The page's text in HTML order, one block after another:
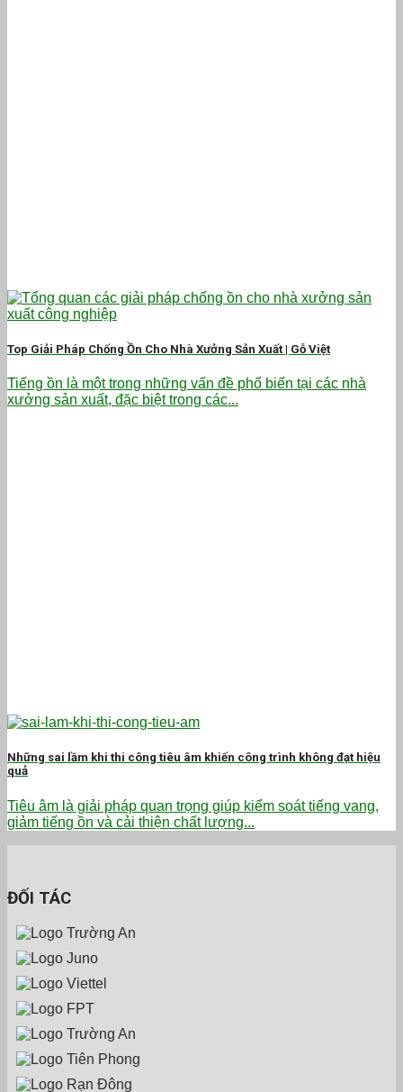
Top Giải Pháp Chống Ồn Cho Nhà Xưởng Sản Xuất | Gỗ Việt
Tiếng ồn là một trong những vấn đề phổ biến tại các nhà
xưởng sản xuất, đặc biệt trong các...
Những sai lầm khi thi công tiêu âm khiến công trình không đạt hiệu
quả
Tiêu âm là giải pháp quan trọng giúp kiểm soát tiếng vang,
giảm tiếng ồn và cải thiện chất lượng...
ĐỐI TÁC